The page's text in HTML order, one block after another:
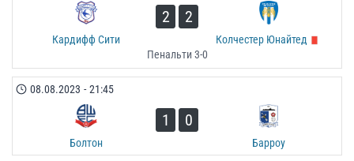
Кардифф Сити
2 2
Колчестер Юнайтед
Пенальти 3-0
08.08.2023 - 21:45
Болтон
1 0
Барроу